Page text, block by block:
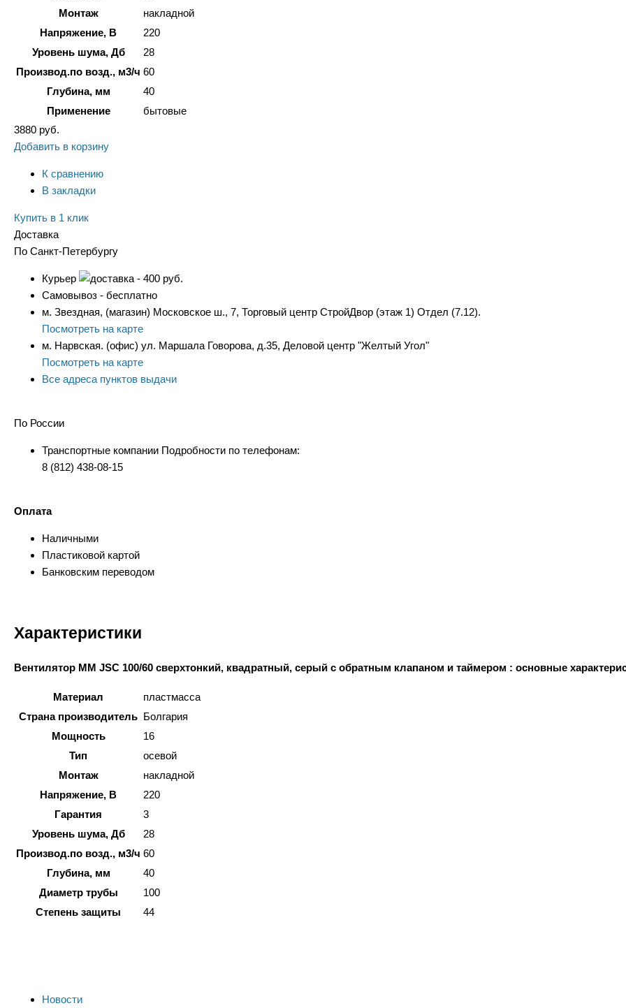
Монтаж
накладной
Напряжение, В
220
Уровень шума, Дб
28
Производ.по возд., м3/ч 60
Глубина, мм
40
Применение
бытовые
3880 руб.
Добавить в корзину
К сравнению
В закладки
Купить в 1 клик
Доставка
По Санкт-Петербургу
Курьер
- 400 руб.
Самовывоз - бесплатно
м. Звездная, (магазин) Московское ш., 7, Торговый центр СтройДвор (этаж 1) Отдел (7.12).
Посмотреть на карте
м. Нарвская. (офис) ул. Маршала Говорова, д.35, Деловой центр "Желтый Угол"
Посмотреть на карте
Все адреса пунктов выдачи
По России
Транспортные компании Подробности по телефонам:
8 (812) 438-08-15
Оплата
Наличными
Пластиковой картой
Банковским переводом
Характеристики
Вентилятор ММ JSC 100/60 сверхтонкий, квадратный, серый с обратным клапаном и таймером : основные
Материал
пластмасса
Страна производитель Болгария
Мощность
16
Тип
осевой
Монтаж
накладной
Напряжение, В
220
Гарантия
3
Уровень шума, Дб
28
Производ.по возд., м3/ч 60
Глубина, мм
40
Диаметр трубы
100
Степень защиты
44
Новости